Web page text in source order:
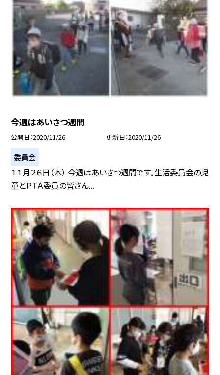
今週はあいさつ週間
公開日 2020/11/26 更新日 2020/11/26
委員会
１１月２６日（木） 今週はあいさつ週間です。生活委員会の児
童とＰＴＡ委員の皆さん...